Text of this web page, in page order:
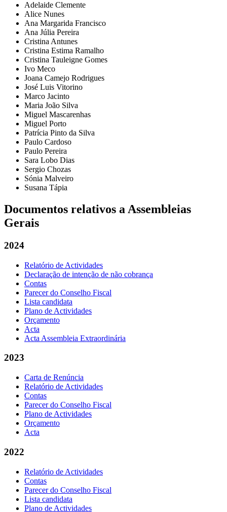
Adelaide Clemente
Alice Nunes
Ana Margarida Francisco
Ana Júlia Pereira
Cristina Antunes
Cristina Estima Ramalho
Cristina Tauleigne Gomes
Ivo Meco
Joana Camejo Rodrigues
José Luis Vitorino
Marco Jacinto
Maria João Silva
Miguel Mascarenhas
Miguel Porto
Patrícia Pinto da Silva
Paulo Cardoso
Paulo Pereira
Sara Lobo Dias
Sergio Chozas
Sónia Malveiro
Susana Tápia
Documentos relativos a Assembleias
Gerais
2024
Relatório de Actividades
Declaração de intenção de não cobrança
Contas
Parecer do Conselho Fiscal
Lista candidata
Plano de Actividades
Orçamento
Acta
Acta Assembleia Extraordinária
2023
Carta de Renúncia
Relatório de Actividades
Contas
Parecer do Conselho Fiscal
Plano de Actividades
Orçamento
Acta
2022
Relatório de Actividades
Contas
Parecer do Conselho Fiscal
Lista candidata
Plano de Actividades